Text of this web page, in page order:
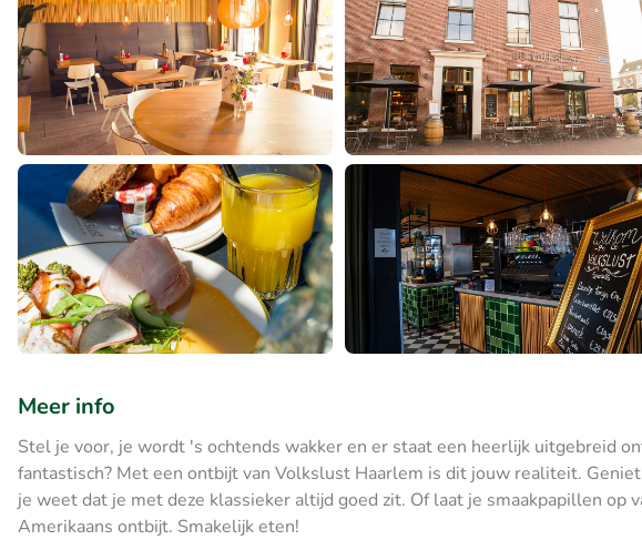
Meer info
Stel je voor, je wordt 's ochtends wakker en er staat een heerlijk uitgebreid
fantastisch? Met een ontbijt van Volkslust Haarlem is dit jouw realiteit.
je weet dat je met deze klassieker altijd goed zit. Of laat je smaakpapillen op
Amerikaans ontbijt. Smakelijk eten!